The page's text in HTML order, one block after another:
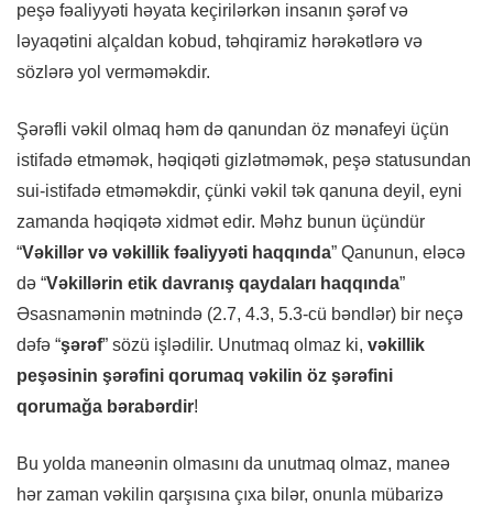
peşə fəaliyyəti həyata keçirilərkən insanın şərəf və
ləyaqətini alçaldan kobud, təhqiramiz hərəkətlərə və
sözlərə yol verməməkdir.
Şərəfli vəkil olmaq həm də qanundan öz mənafeyi üçün
istifadə etməmək, həqiqəti gizlətməmək, peşə statusundan
sui-istifadə etməməkdir, çünki vəkil tək qanuna deyil, eyni
zamanda həqiqətə xidmət edir. Məhz bunun üçündür
“Vəkillər və vəkillik fəaliyyəti haqqında” Qanunun, eləcə
də “Vəkillərin etik davranış qaydaları haqqında”
Əsasnamənin mətnində (2.7, 4.3, 5.3-cü bəndlər) bir neçə
dəfə “şərəf” sözü işlədilir. Unutmaq olmaz ki, vəkillik
peşəsinin şərəfini qorumaq vəkilin öz şərəfini
qorumağa bərabərdir!
Bu yolda maneənin olmasını da unutmaq olmaz, maneə
hər zaman vəkilin qarşısına çıxa bilər, onunla mübarizə